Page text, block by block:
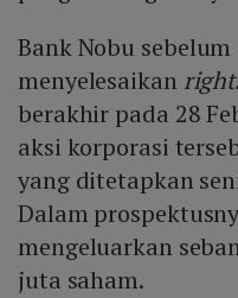
Bank Nobu
menyelesaikan
berakhir pada 28
aksi korporasi
yang ditetapkan
Dalam
mengeluarkan
juta saham.